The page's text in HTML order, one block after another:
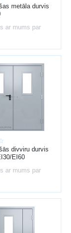
uz otru pusi
metāla durvis
ar mums par
divviru durvis
EI60
ar mums par